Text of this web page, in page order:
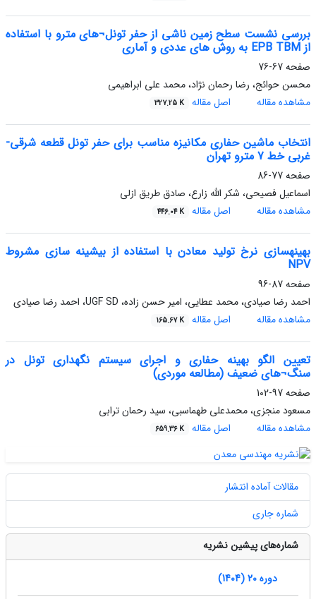
بررسی نشست سطح زمین ناشی از حفر تونل¬های مترو با استفاده
از EPB TBM به روش های عددی و آماری
صفحه67-76
محسن حوائج، رضا رحمان نژاد، محمد علی ابراهیمی
مشاهده مقاله
اصل مقاله 327.25 K
انتخاب ماشین حفاری مکانیزه مناسب برای حفر تونل قطعه شرقی-
غربی خط 7 مترو تهران
صفحه77-86
اسماعیل فصیحی، شکر الله زارع، صادق طریق ازلی
مشاهده مقاله
اصل مقاله 446.04 K
بهینه‏سازی نرخ تولید معادن با استفاده از بیشینه سازی مشروط
NPV
صفحه87-96
احمد رضا صیادی، محمد عطایی، امیر حسن زاده، UGF SD، احمد رضا صیادی
مشاهده مقاله
اصل مقاله 165.67 K
تعیین الگو بهینه حفاری و اجرای سیستم نگهداری تونل در
سنگ¬های ضعیف (مطالعه موردی)
صفحه97-102
مسعود منجزی، محمدعلی طهماسبی، سید رحمان ترابی
مشاهده مقاله
اصل مقاله 659.36 K
مقالات آماده انتشار
شماره جاری
شماره‌های پیشین نشریه
دوره 20 (1404)